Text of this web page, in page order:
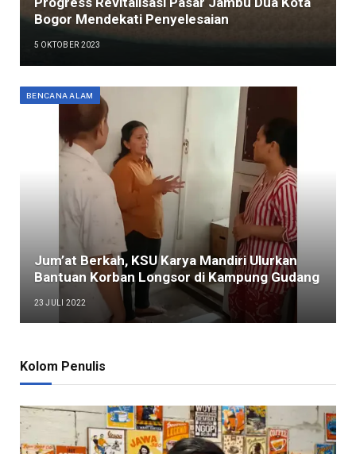
Bogor Mendekati Penyelesaian
5 OKTOBER 2023
BENCANA ALAM
Jum’at Berkah, KSU Karya Mandiri Ulurkan
Bantuan Korban Longsor di Kampung Gudang
23 JULI 2022
Kolom Penulis